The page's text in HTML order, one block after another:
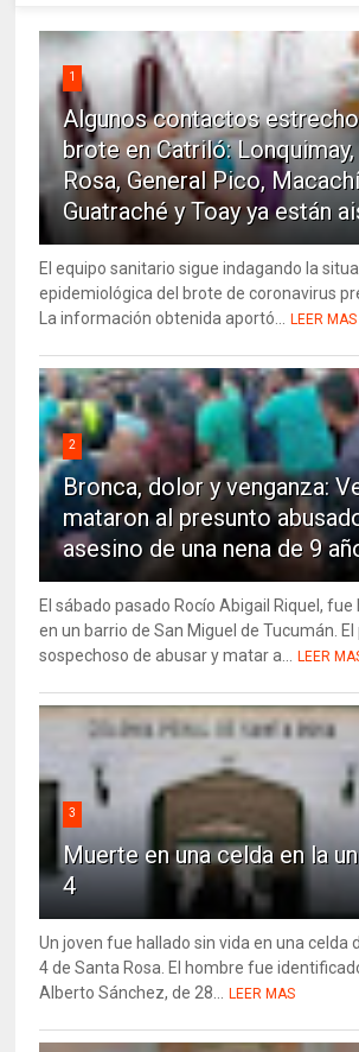
1
Algunos contactos
brote en Catriló: Lonquimay,
Rosa, General Pico,
Guatraché y Toay ya están
El equipo sanitario sigue indagando la
epidemiológica del brote de coronavirus
La información obtenida aportó...
LEER MAS
2
Bronca, dolor y venganza:
mataron al presunto
asesino de una nena de 9
El sábado pasado Rocío Abigail Riquel,
en un barrio de San Miguel de Tucumán. El
sospechoso de abusar y matar a...
LEER
3
Muerte en una celda en la
4
Un joven fue hallado sin vida en una celda
4 de Santa Rosa. El hombre fue
Alberto Sánchez, de 28...
LEER MAS